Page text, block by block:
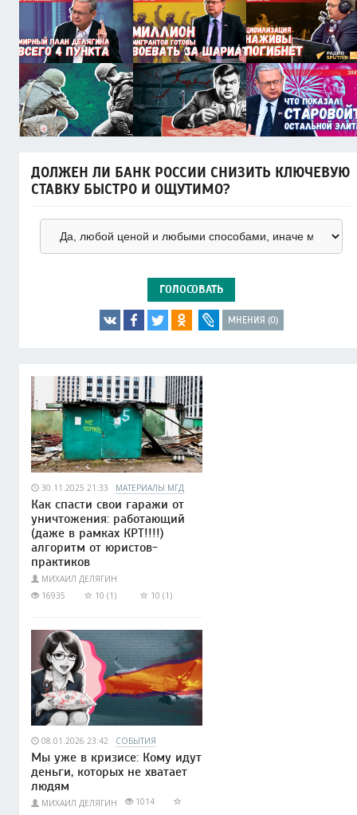
ДОЛЖЕН ЛИ БАНК РОССИИ СНИЗИТЬ КЛЮЧЕВУЮ
СТАВКУ БЫСТРО И ОЩУТИМО?
ГОЛОСОВАТЬ
МНЕНИЯ (0)
30.11.2025 21:33 МАТЕРИАЛЫ МГД
Как спасти свои гаражи от
уничтожения: работающий
(даже в рамках КРТ!!!!)
алгоритм от юристов-
практиков
МИХАИЛ ДЕЛЯГИН
16935
10 (1) 10 (1)
08.01.2026 23:42 СОБЫТИЯ
Мы уже в кризисе: Кому идут
деньги, которых не хватает
людям
МИХАИЛ ДЕЛЯГИН 1014